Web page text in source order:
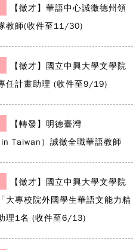
【徵才】華語中心誠徵德州領
教師(收件至11/30)
【徵才】國立中興大學文學院
任計畫助理 (收件至9/19)
【轉發】明德臺灣
in Taiwan）誠徵全職華語教師
【徵才】國立中興大學文學院
大專校院外國學生華語文能力精
理1名 (收件至6/13)